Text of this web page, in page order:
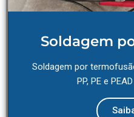
Soldagem
Soldagem por
PP, PE e